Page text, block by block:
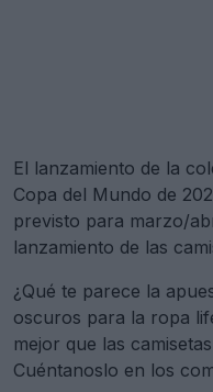
El lanzamiento de la
Copa del Mundo de
previsto para marzo/
lanzamiento de las
¿Qué te parece la
oscuros para la ropa
mejor que las
Cuéntanoslo en los